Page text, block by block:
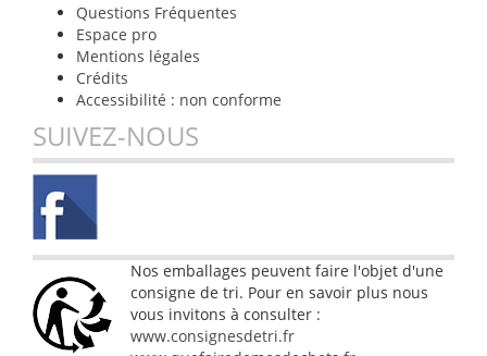
Questions Fréquentes
Espace pro
Mentions légales
Crédits
Accessibilité : non conforme
SUIVEZ-NOUS
Nos emballages peuvent faire l'objet d'une
consigne de tri. Pour en savoir plus nous
vous invitons à consulter :
www.consignesdetri.fr